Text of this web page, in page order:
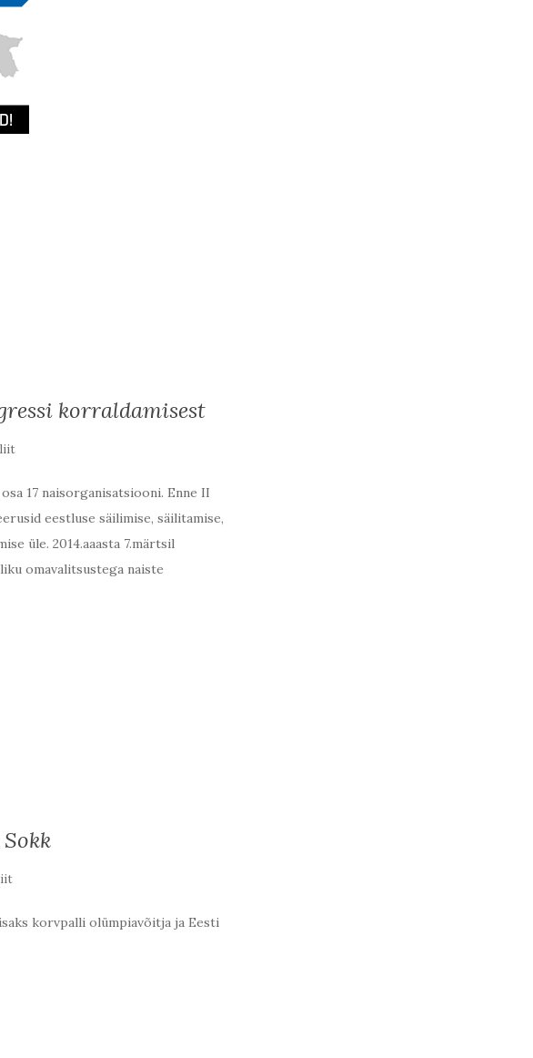
korraldamisest
17 naisorganisatsiooni. Enne II
eestluse säilimise, säilitamise,
üle. 2014.aaasta 7.märtsil
omavalitsustega naiste
korvpalli olümpiavõitja ja Eesti